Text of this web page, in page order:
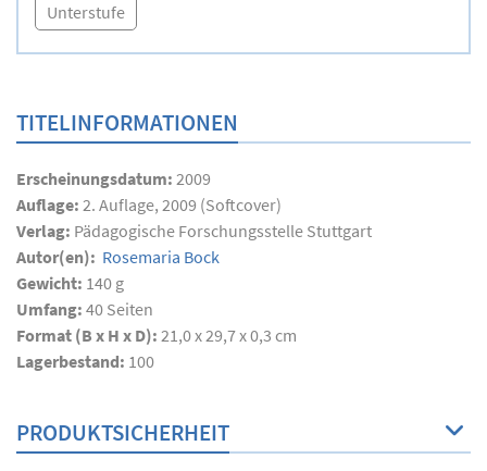
Unterstufe
TITELINFORMATIONEN
Erscheinungsdatum: 2009
Auflage: 2. Auflage, 2009 (Softcover)
Verlag: Pädagogische Forschungsstelle Stuttgart
Autor(en): Rosemaria Bock
Gewicht: 140 g
Umfang: 40 Seiten
Format (B x H x D): 21,0 x 29,7 x 0,3 cm
Lagerbestand: 100
PRODUKTSICHERHEIT